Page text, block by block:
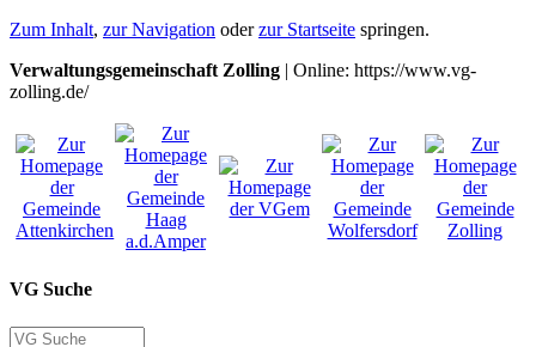
Zum Inhalt, zur Navigation oderzur Startseite springen.
Verwaltungsgemeinschaft Zolling | Online: https://www.vg-
zolling.de/
VG Suche